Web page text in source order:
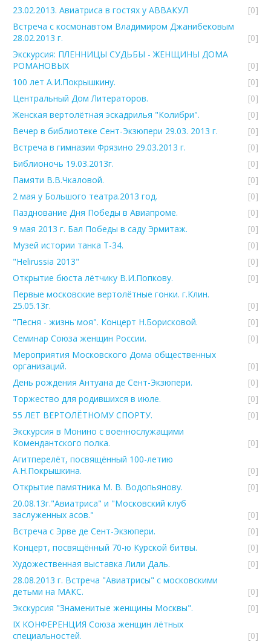
23.02.2013. Авиатриса в гостях у АВВАКУЛ
[0]
Встреча с космонавтом Владимиром Джанибековым
28.02.2013 г.
[0]
Экскурсия: ПЛЕННИЦЫ СУДЬБЫ - ЖЕНЩИНЫ ДОМА
РОМАНОВЫХ
[0]
100 лет А.И.Покрышкину.
[0]
Центральный Дом Литераторов.
[0]
Женская вертолётная эскадрилья "Колибри".
[0]
Вечер в библиотеке Сент-Экзюпери 29.03. 2013 г.
[0]
Встреча в гимназии Фрязино 29.03.2013 г.
[0]
Библионочь 19.03.2013г.
[0]
Памяти В.В.Чкаловой.
[0]
2 мая у Большого театра.2013 год.
[0]
Пазднование Дня Победы в Авиапроме.
[0]
9 мая 2013 г. Бал Победы в саду Эрмитаж.
[0]
Музей истории танка Т-34.
[0]
"Helirussia 2013"
[0]
Открытие бюста лётчику В.И.Попкову.
[0]
Первые московские вертолётные гонки. г.Клин.
25.05.13г.
[0]
"Песня - жизнь моя". Концерт Н.Борисковой.
[0]
Семинар Союза женщин России.
[0]
Мероприятия Московского Дома общественных
организаций.
[0]
День рождения Антуана де Сент-Экзюпери.
[0]
Торжество для родившихся в июле.
[0]
55 ЛЕТ ВЕРТОЛЁТНОМУ СПОРТУ.
[0]
Экскурсия в Монино с военнослужащими
Комендантского полка.
[0]
Агитперелёт, посвящённый 100-летию
А.Н.Покрышкина.
[0]
Открытие памятника М. В. Водопьянову.
[0]
20.08.13г."Авиатриса" и "Московский клуб
заслуженных асов."
[0]
Встреча с Эрве де Сент-Экзюпери.
[0]
Концерт, посвящённый 70-ю Курской битвы.
[0]
Художественная выставка Лили Даль.
[0]
28.08.2013 г. Встреча "Авиатрисы" с московскими
детьми на МАКС.
[0]
Экскурсия "Знаменитые женщины Москвы".
[0]
IX КОНФЕРЕНЦИЯ Союза женщин лётных
специальностей.
[0]